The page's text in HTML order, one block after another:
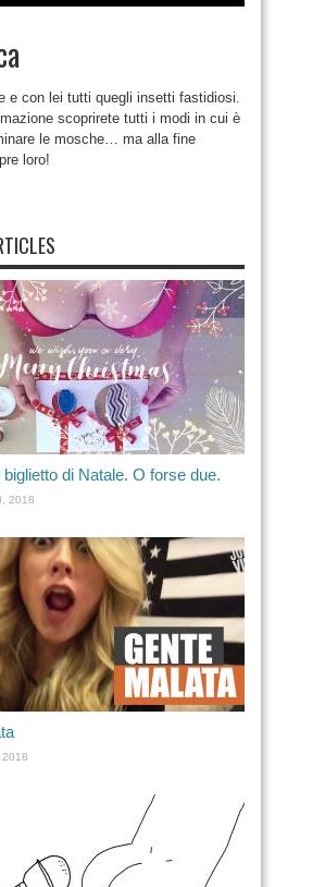
e con lei tutti quegli insetti fastidiosi.
scoprirete tutti i modi in cui è
le mosche… ma alla fine
loro!
biglietto di Natale. O forse due.
2018
2018